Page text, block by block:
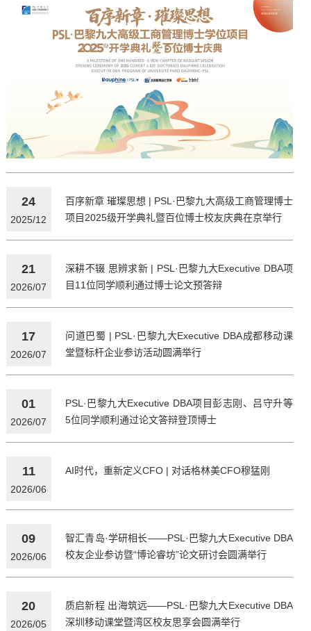
24
2025/12
百序新章 璀璨思想 | PSL·巴黎九大高级工商管理博士
项目2025级开学典礼暨百位博士校友庆典在京举行
21
2026/07
深耕不辍 思辨求新 | PSL·巴黎九大Executive DBA项
目11位同学顺利通过博士论文预答辩
17
2026/07
问道巴蜀 | PSL·巴黎九大Executive DBA成都移动课
堂暨标杆企业参访活动圆满举行
01
2026/07
PSL·巴黎九大Executive DBA项目彭志刚、吕守升等
5位同学顺利通过论文答辩登顶博士
11
2026/06
AI时代，重新定义CFO | 对话格林美CFO穆猛刚
09
2026/06
智汇青岛·学研相长——PSL·巴黎九大Executive DBA
校友企业参访暨“博论睿坊”论文研讨会圆满举行
20
2026/05
质启新程 出海筑远——PSL·巴黎九大Executive DBA
深圳移动课堂暨湾区校友思享会圆满举行